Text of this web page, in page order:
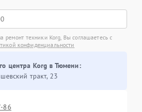
ремонт техники Korg, Вы соглашаетесь с
конфиденциальности
центра Korg в Тюмени:
тракт, 23
86